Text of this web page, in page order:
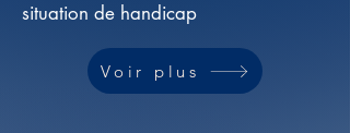
situation de handicap
Voir plus